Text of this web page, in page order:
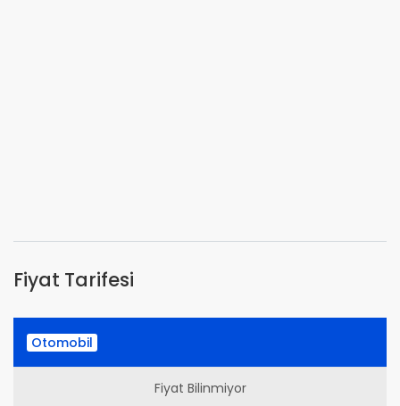
Fiyat Tarifesi
Otomobil
Fiyat Bilinmiyor